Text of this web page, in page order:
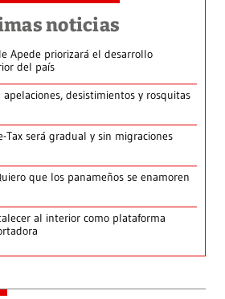
noticias
Apede priorizará el desarrollo
del país
apelaciones, desistimientos y rosquitas
Tax será gradual y sin migraciones
que los panameños se enamoren
al interior como plataforma